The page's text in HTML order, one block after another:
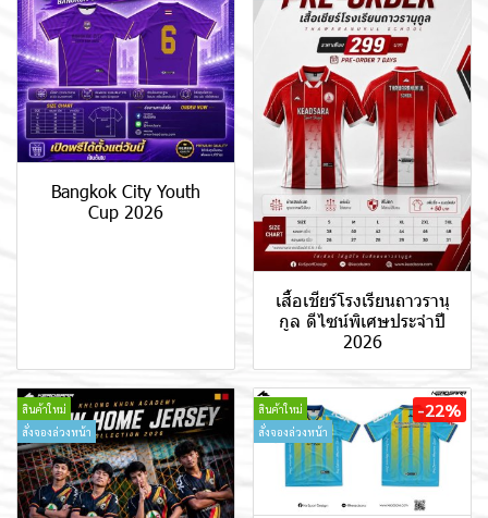
Bangkok City Youth
Cup 2026
เสื้อเชียร์โรงเรียนถาวรานุ
กูล ดีไซน์พิเศษประจำปี
2026
สินค้าใหม่
สั่งจองล่วงหน้า
สินค้าใหม่
สั่งจองล่วงหน้า
-22%